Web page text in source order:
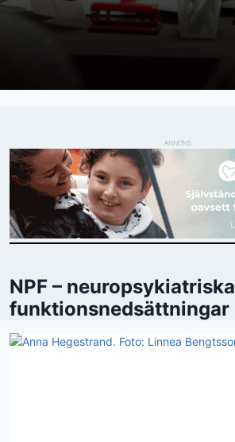
ANNONS
NPF – neuropsykiatriska
funktionsnedsättningar